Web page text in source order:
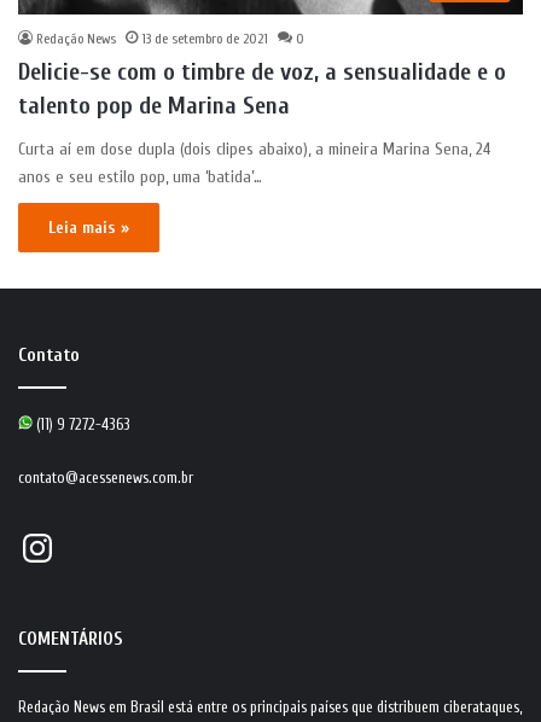
Redação News 13 de setembro de 2021 0
Delicie-se com o timbre de voz, a sensualidade e o
talento pop de Marina Sena
Curta aí em dose dupla (dois clipes abaixo), a mineira Marina Sena, 24
anos e seu estilo pop, uma ‘batida’…
Leia mais »
Contato
(11) 9 7272-4363
contato@acessenews.com.br
Instagram
COMENTÁRIOS
Redação News em Brasil está entre os principais países que distribuem ciberataques,